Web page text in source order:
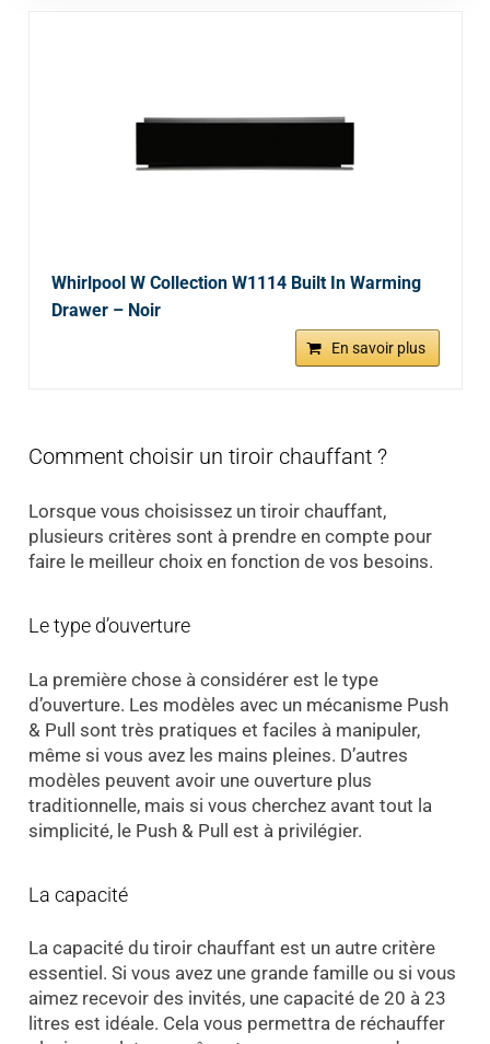
Whirlpool W Collection W1114 Built In Warming
Drawer – Noir
En savoir plus
Comment choisir un tiroir chauffant ?
Lorsque vous choisissez un tiroir chauffant,
plusieurs critères sont à prendre en compte pour
faire le meilleur choix en fonction de vos besoins.
Le type d’ouverture
La première chose à considérer est le type
d’ouverture. Les modèles avec un mécanisme Push
& Pull sont très pratiques et faciles à manipuler,
même si vous avez les mains pleines. D’autres
modèles peuvent avoir une ouverture plus
traditionnelle, mais si vous cherchez avant tout la
simplicité, le Push & Pull est à privilégier.
La capacité
La capacité du tiroir chauffant est un autre critère
essentiel. Si vous avez une grande famille ou si vous
aimez recevoir des invités, une capacité de 20 à 23
litres est idéale. Cela vous permettra de réchauffer